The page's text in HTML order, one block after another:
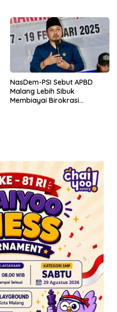
NasDem-PSI Sebut APBD
Malang Lebih Sibuk
Membiayai Birokrasi